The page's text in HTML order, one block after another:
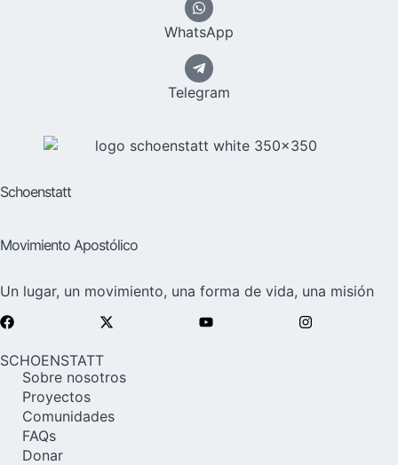
WhatsApp
Telegram
Schoenstatt
Movimiento Apostólico
Un lugar, un movimiento, una forma de vida, una misión
SCHOENSTATT
Sobre nosotros
Proyectos
Comunidades
FAQs
Donar